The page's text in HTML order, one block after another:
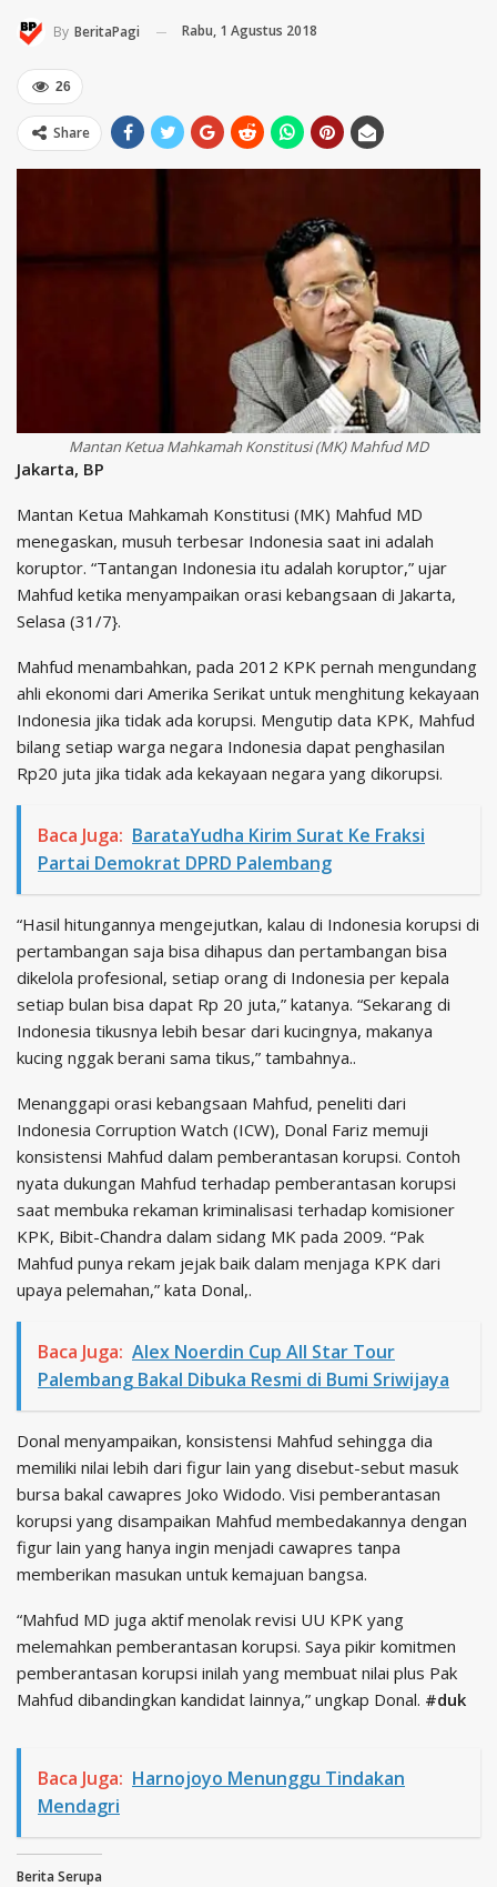
By BeritaPagi Rabu, 1 Agustus 2018
26
Share
Mantan Ketua Mahkamah Konstitusi (MK) Mahfud MD
Jakarta, BP
Mantan Ketua Mahkamah Konstitusi (MK) Mahfud MD
menegaskan, musuh terbesar Indonesia saat ini adalah
koruptor. “Tantangan Indonesia itu adalah koruptor,” ujar
Mahfud ketika menyampaikan orasi kebangsaan di Jakarta,
Selasa (31/7}.
Mahfud menambahkan, pada 2012 KPK pernah mengundang
ahli ekonomi dari Amerika Serikat untuk menghitung kekayaan
Indonesia jika tidak ada korupsi. Mengutip data KPK, Mahfud
bilang setiap warga negara Indonesia dapat penghasilan
Rp20 juta jika tidak ada kekayaan negara yang dikorupsi.
Baca Juga: BarataYudha Kirim Surat Ke Fraksi
Partai Demokrat DPRD Palembang
“Hasil hitungannya mengejutkan, kalau di Indonesia korupsi di
pertambangan saja bisa dihapus dan pertambangan bisa
dikelola profesional, setiap orang di Indonesia per kepala
setiap bulan bisa dapat Rp 20 juta,” katanya. “Sekarang di
Indonesia tikusnya lebih besar dari kucingnya, makanya
kucing nggak berani sama tikus,” tambahnya..
Menanggapi orasi kebangsaan Mahfud, peneliti dari
Indonesia Corruption Watch (ICW), Donal Fariz memuji
konsistensi Mahfud dalam pemberantasan korupsi. Contoh
nyata dukungan Mahfud terhadap pemberantasan korupsi
saat membuka rekaman kriminalisasi terhadap komisioner
KPK, Bibit-Chandra dalam sidang MK pada 2009. “Pak
Mahfud punya rekam jejak baik dalam menjaga KPK dari
upaya pelemahan,” kata Donal,.
Baca Juga: Alex Noerdin Cup All Star Tour
Palembang Bakal Dibuka Resmi di Bumi Sriwijaya
Donal menyampaikan, konsistensi Mahfud sehingga dia
memiliki nilai lebih dari figur lain yang disebut-sebut masuk
bursa bakal cawapres Joko Widodo. Visi pemberantasan
korupsi yang disampaikan Mahfud membedakannya dengan
figur lain yang hanya ingin menjadi cawapres tanpa
memberikan masukan untuk kemajuan bangsa.
“Mahfud MD juga aktif menolak revisi UU KPK yang
melemahkan pemberantasan korupsi. Saya pikir komitmen
pemberantasan korupsi inilah yang membuat nilai plus Pak
Mahfud dibandingkan kandidat lainnya,” ungkap Donal. #duk
Baca Juga: Harnojoyo Menunggu Tindakan
Mendagri
Berita Serupa